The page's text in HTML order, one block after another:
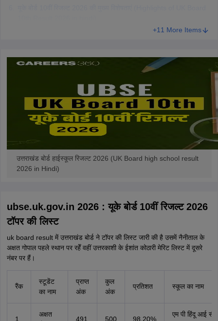
+11 More Items
उत्तराखंड बोर्ड हाईस्कूल रिजल्ट 2026 (UK Board high school result
2026 in Hindi)
ubse.uk.gov.in 2026 : यूके बोर्ड 10वीं रिजल्ट 2026
टॉपर की लिस्ट
uk board result में उत्तराखंड बोर्ड ने टॉपर की लिस्ट जारी की है उसमें नैनीताल के
अक्षत गोपाल पहले स्थान पर रहेँ वहीं उत्तरकाशी के ईशांत कोठारी मेरिट लिस्ट में दूसरे
नंबर पर हैं।
रैंक
स्टूडेंट
का नाम
प्राप्त
अंक
कुल
अंक
प्रतिशत स्कूल का नाम
1
अक्षत
491 500 98.20%
एम पी हिंदू आई सी